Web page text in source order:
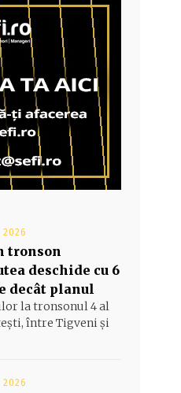
2026
tronson
deschide cu 6
decât planul
la tronsonul 4 al
între Tigveni şi
2026